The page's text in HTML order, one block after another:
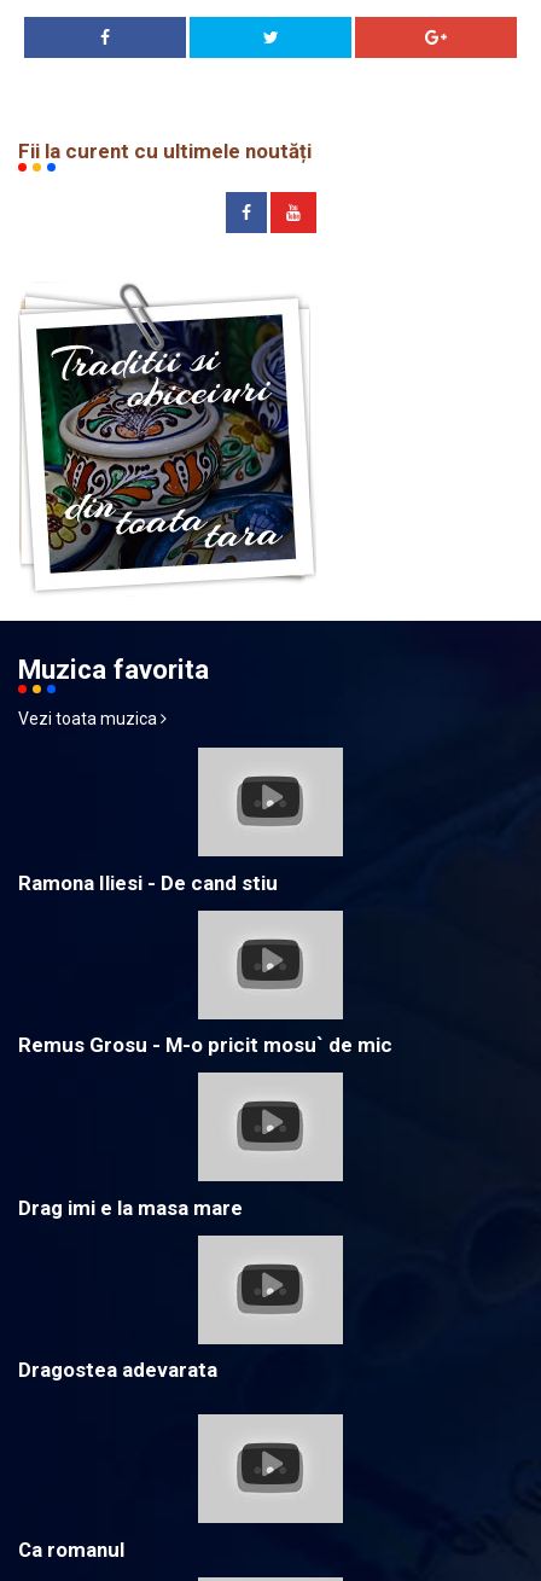
Fii la curent cu ultimele noutăți
Muzica favorita
Vezi toata muzica
Ramona Iliesi - De cand stiu
Remus Grosu - M-o pricit mosu` de mic
Drag imi e la masa mare
Dragostea adevarata
Ca romanul